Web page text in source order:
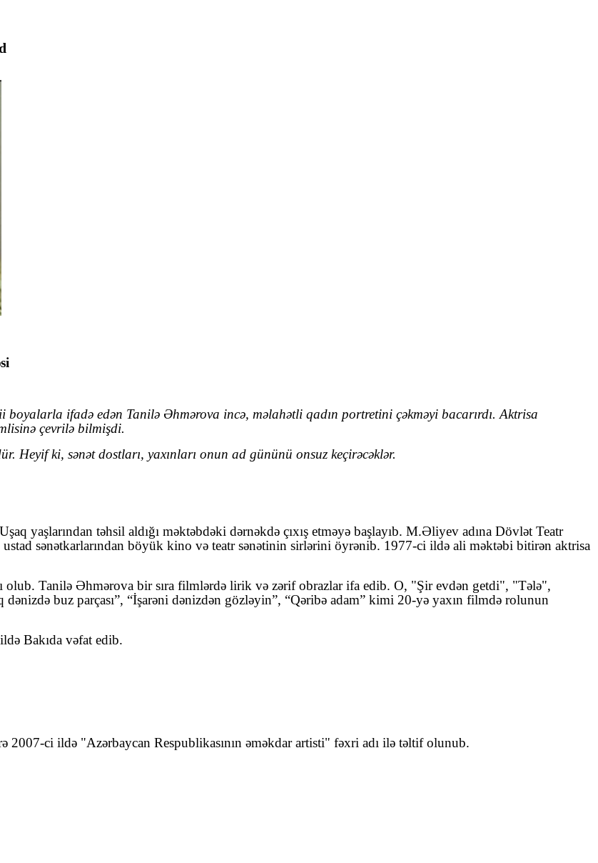
boyalarla ifadə edən Tanilə Əhmərova incə, məlahətli qadın portretini çəkməyi bacarırdı. Aktrisa
çevrilə bilmişdi.
Heyif ki, sənət dostları, yaxınları onun ad gününü onsuz keçirəcəklər.
yaşlarından təhsil aldığı məktəbdəki dərnəkdə çıxış etməyə başlayıb. M.Əliyev adına Dövlət Teatr
sənətkarlarından böyük kino və teatr sənətinin sirlərini öyrənib. 1977-ci ildə ali məktəbi bitirən aktrisa
olub. Tanilə Əhmərova bir sıra filmlərdə lirik və zərif obrazlar ifa edib. O, "Şir evdən getdi", "Tələ",
buz parçası”, “İşarəni dənizdən gözləyin”, “Qəribə adam” kimi 20-yə yaxın filmdə rolunun
Bakıda vəfat edib.
2007-ci ildə "Azərbaycan Respublikasının əməkdar artisti" fəxri adı ilə təltif olunub.